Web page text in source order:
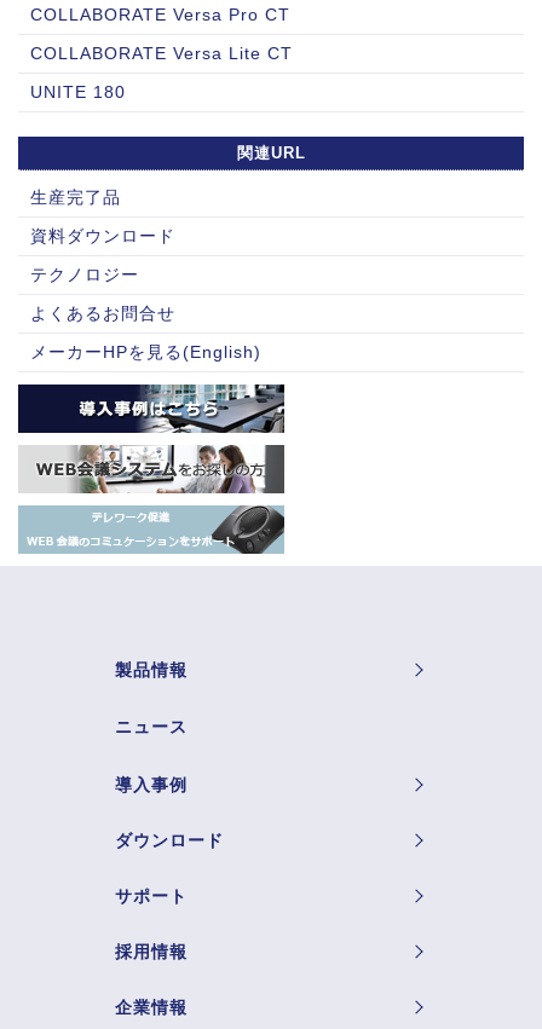
COLLABORATE Versa Pro CT
COLLABORATE Versa Lite CT
UNITE 180
関連URL
生産完了品
資料ダウンロード
テクノロジー
よくあるお問合せ
メーカーHPを見る(English)
製品情報
ニュース
導入事例
ダウンロード
サポート
採用情報
企業情報